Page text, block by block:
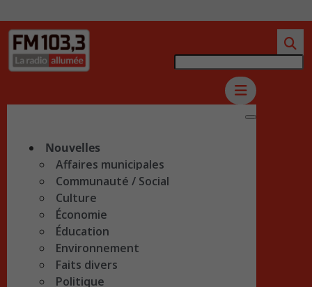
Nouvelles
Affaires municipales
Communauté / Social
Culture
Économie
Éducation
Environnement
Faits divers
Politique